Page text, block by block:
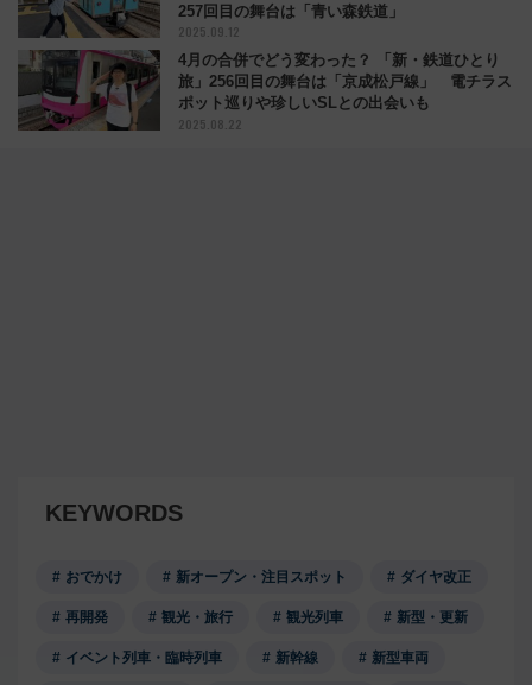
257回目の舞台は「青い森鉄道」
2025.09.12
4月の合併でどう変わった？ 「新・鉄道ひとり
旅」256回目の舞台は「京成松戸線」 電チラス
ポット巡りや珍しいSLとの出会いも
2025.08.22
KEYWORDS
おでかけ 新オープン・注目スポット ダイヤ改正
再開発 観光・旅行 観光列車 新型・更新
イベント列車・臨時列車 新幹線 新型車両